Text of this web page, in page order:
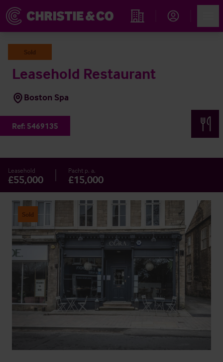
Immobiliensuche
Sold
Leasehold Restaurant
Boston Spa
Ref: 5469135
Leasehold
£55,000
Pacht p. a.
£15,000
Sold